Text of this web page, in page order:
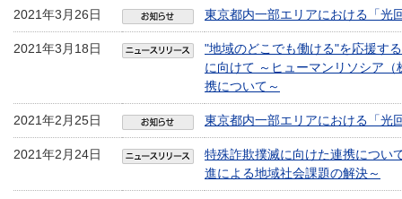
2021年3月26日 東京都内一部エリアにおける「光
2021年3月18日
"地域のどこでも働ける"を応援す
に向けて ～ヒューマンリソシア
携について～
2021年2月25日 東京都内一部エリアにおける「光
2021年2月24日
特殊詐欺撲滅に向けた連携につい
進による地域社会課題の解決～